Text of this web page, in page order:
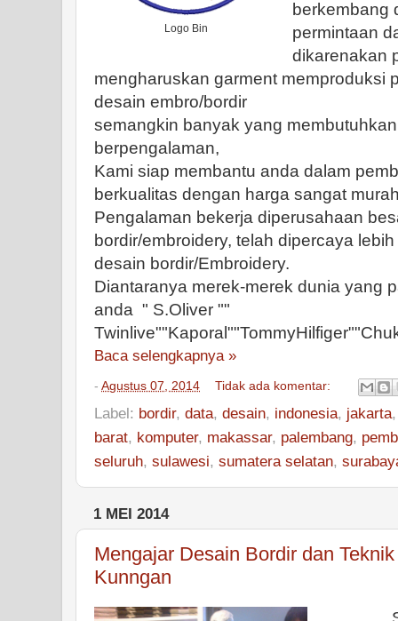
Logo Bin
berkembang
permintaan
dikarenakan
mengharuskan garment memproduksi
desain embro/bordir
semangkin banyak yang
berpengalaman,
Kami siap membantu anda dalam
berkualitas dengan harga sangat
Pengalaman bekerja diperusahaan
bordir/embroidery, telah dipercaya
desain bordir/Embroidery.
Diantaranya merek-merek dunia yang
anda " S.Oliver ""
Baca selengkapnya »
- Agustus 07, 2014 Tidak ada komentar:
Label: bordir, data, desain, indonesia, jakarta
barat, komputer, makassar, palembang,
seluruh, sulawesi, sumatera selatan,
1 MEI 2014
Mengajar Desain Bordir dan
Kunngan